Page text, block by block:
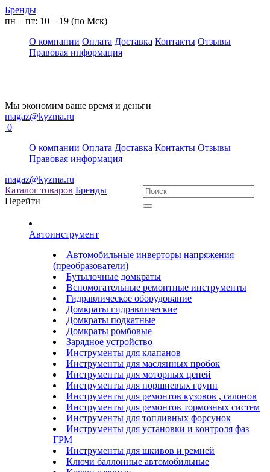
Бренды
пн – пт: 10 – 19 (по Мск)
О компании Оплата Доставка Контакты Отзывы
Правовая информация
Мы экономим ваше время и деньги
magaz@kyzma.ru
0
О компании Оплата Доставка Контакты Отзывы
Правовая информация
magaz@kyzma.ru
Каталог товаров Бренды
Перейти
Автоинструмент
Автомобильные инверторы напряжения
(преобразователи)
Бутылочные домкраты
Вспомогательные ремонтные инструменты
Гидравлическое оборудование
Домкраты гидравлические
Домкраты подкатные
Домкраты ромбовые
Зарядное устройство
Инструменты для клапанов
Инструменты для маслянных пробок
Инструменты для моторных цепей
Инструменты для поршневых групп
Инструменты для ремонтов кузовов , салонов
Инструменты для ремонтов тормозных систем
Инструменты для топливных форсунок
Инструменты для установки и контроля фаз
ГРМ
Инструменты для шкивов и ремней
Ключи баллонные автомобильные